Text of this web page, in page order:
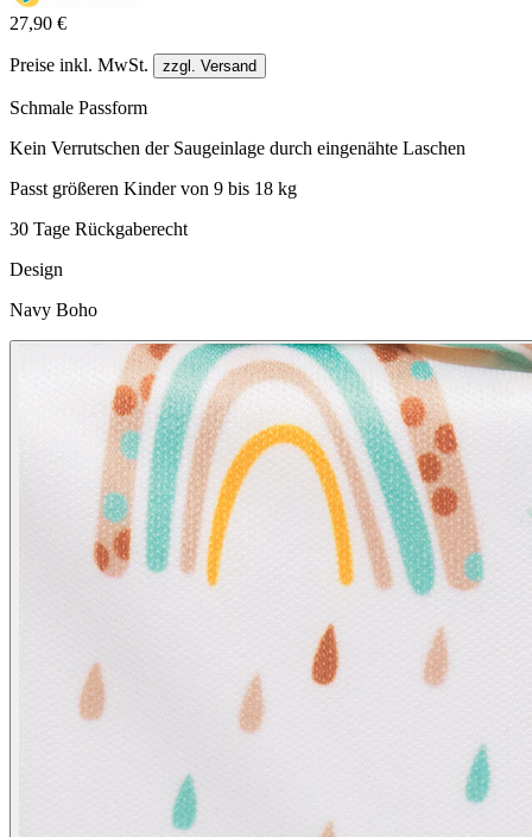
27,90 €
Preise inkl. MwSt. zzgl. Versand
Schmale Passform
Kein Verrutschen der Saugeinlage durch eingenähte Laschen
Passt größeren Kinder von 9 bis 18 kg
30 Tage Rückgaberecht
Design
Navy Boho